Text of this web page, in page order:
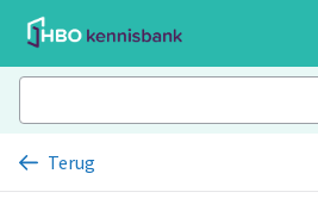
Terug